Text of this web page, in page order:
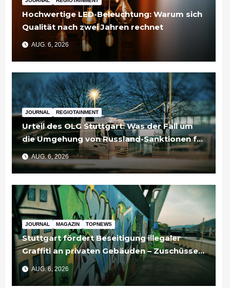
Hochwertige LED-Beleuchtung: Warum sich
Qualität nach zwei Jahren rechnet
AUG. 6, 2026
JOURNAL REGIOTAINMENT
Urteil des OLG Stuttgart: Was der Fall um
die Umgehung von Russland-Sanktionen für
Unternehmen bedeutet
AUG. 6, 2026
JOURNAL MAGAZIN TOPNEWS
Stuttgart fördert Beseitigung illegaler
Graffiti an privaten Gebäuden – Zuschüsse
bis 3.500 Euro
AUG. 6, 2026